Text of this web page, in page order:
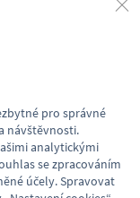
čelní
T3 – linka 23
pro správné
návštěvnosti.
analytickými
se zpracováním
účely. Spravovat